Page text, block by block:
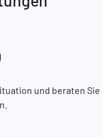
und beraten